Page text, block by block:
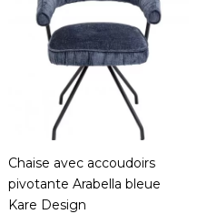
Chaise avec accoudoirs
pivotante Arabella bleue
Kare Design